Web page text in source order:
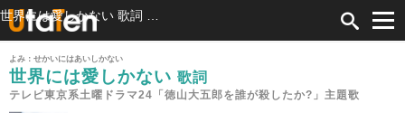
よみ：せかいにはあいしかない
世界には愛しかない 歌詞
テレビ東京系土曜ドラマ24「徳山大五郎を誰が殺したか?」主題歌